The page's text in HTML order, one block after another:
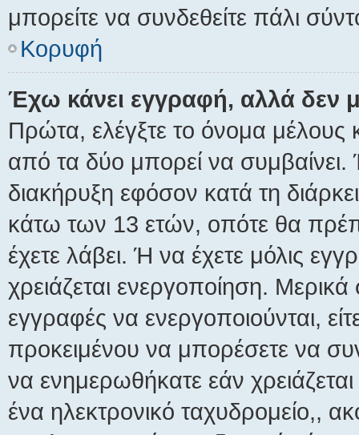
μπορείτε να συνδεθείτε πάλι
Κορυφή
Έχω κάνει εγγραφή, αλλά
Πρώτα, ελέγξτε το όνομα μέλους
από τα δύο μπορεί να συμβαίνει.
διακήρυξη εφόσον κατά τη
κάτω των 13 ετών, οπότε θα
έχετε λάβει. Ή να έχετε μόλις
χρειάζεται ενεργοποίηση.
εγγραφές να ενεργοποιούνται,
προκειμένου να μπορέσετε να
να ενημερωθήκατε εάν
ένα ηλεκτρονικό ταχυδρομείο,,